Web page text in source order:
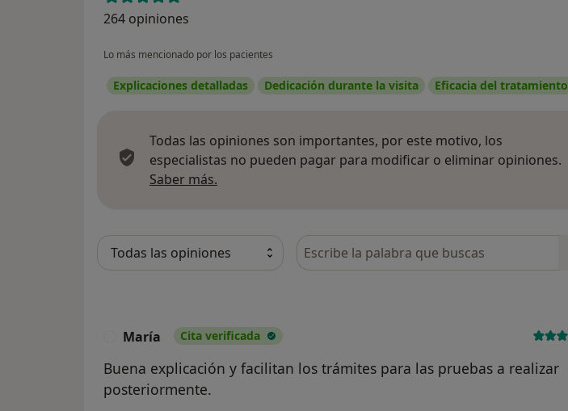
264 opiniones
Lo más mencionado por los pacientes
Explicaciones detalladas Dedicación durante la visita Eficacia del tratamiento
Todas las opiniones son importantes, por este motivo, los
especialistas no pueden pagar para modificar o eliminar opiniones.
Saber más.
Busca en opiniones
María Cita verificada
Buena explicación y facilitan los trámites para las pruebas a realizar
posteriormente.